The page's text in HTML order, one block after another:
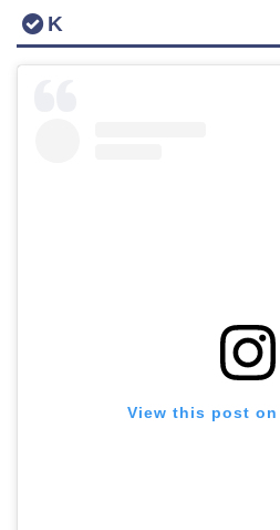
K
View this post on